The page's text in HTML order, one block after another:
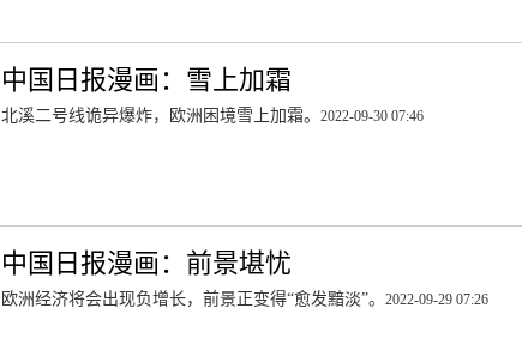
中国日报漫画：雪上加霜
北溪二号线诡异爆炸，欧洲困境雪上加霜。 2022-09-30 07:46
中国日报漫画：前景堪忧
欧洲经济将会出现负增长，前景正变得“愈发黯淡”。 2022-09-29 07:26